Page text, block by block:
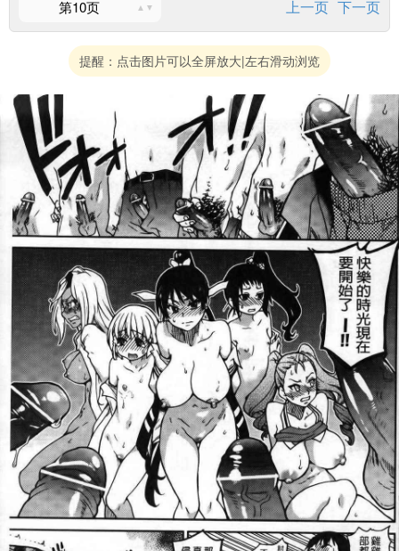
第10页 上一页 下一页
提醒：点击图片可以全屏放大|左右滑动浏览